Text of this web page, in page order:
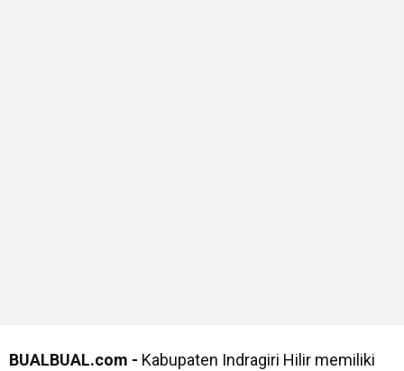
BUALBUAL.com - Kabupaten Indragiri Hilir memiliki